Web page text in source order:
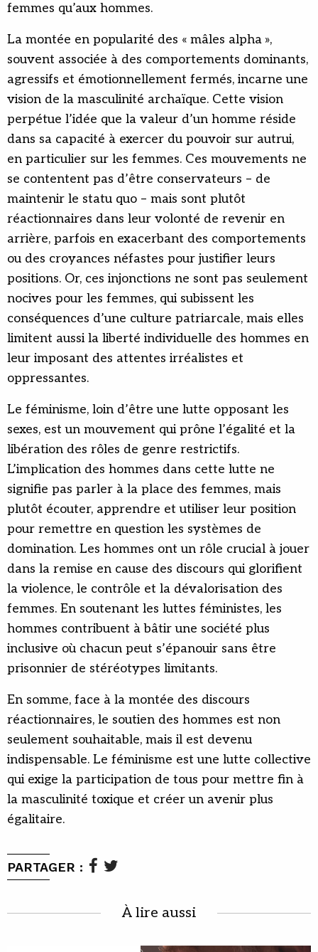
femmes qu’aux hommes.
La montée en popularité des « mâles alpha »,
souvent associée à des comportements dominants,
agressifs et émotionnellement fermés, incarne une
vision de la masculinité archaïque. Cette vision
perpétue l’idée que la valeur d’un homme réside
dans sa capacité à exercer du pouvoir sur autrui,
en particulier sur les femmes. Ces mouvements ne
se contentent pas d’être conservateurs – de
maintenir le statu quo – mais sont plutôt
réactionnaires dans leur volonté de revenir en
arrière, parfois en exacerbant des comportements
ou des croyances néfastes pour justifier leurs
positions. Or, ces injonctions ne sont pas seulement
nocives pour les femmes, qui subissent les
conséquences d’une culture patriarcale, mais elles
limitent aussi la liberté individuelle des hommes en
leur imposant des attentes irréalistes et
oppressantes.
Le féminisme, loin d’être une lutte opposant les
sexes, est un mouvement qui prône l’égalité et la
libération des rôles de genre restrictifs.
L’implication des hommes dans cette lutte ne
signifie pas parler à la place des femmes, mais
plutôt écouter, apprendre et utiliser leur position
pour remettre en question les systèmes de
domination. Les hommes ont un rôle crucial à jouer
dans la remise en cause des discours qui glorifient
la violence, le contrôle et la dévalorisation des
femmes. En soutenant les luttes féministes, les
hommes contribuent à bâtir une société plus
inclusive où chacun peut s’épanouir sans être
prisonnier de stéréotypes limitants.
En somme, face à la montée des discours
réactionnaires, le soutien des hommes est non
seulement souhaitable, mais il est devenu
indispensable. Le féminisme est une lutte collective
qui exige la participation de tous pour mettre fin à
la masculinité toxique et créer un avenir plus
égalitaire.
PARTAGER :
À lire aussi